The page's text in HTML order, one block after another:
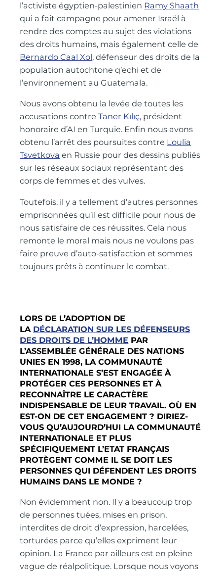
l’activiste égyptien-palestinien Ramy Shaath
qui a fait campagne pour amener Israël à
rendre des comptes au sujet des violations
des droits humains, mais également celle de
Bernardo Caal Xol, défenseur des droits de la
population autochtone q’echi et de
l’environnement au Guatemala.
Nous avons obtenu la levée de toutes les
accusations contreTaner Kılıç, président
honoraire d’AI en Turquie. Enfin nous avons
obtenu l’arrêt des poursuites contre Loulia
Tsvetkova en Russie pour des dessins publiés
sur les réseaux sociaux représentant des
corps de femmes et des vulves.
Toutefois, il y a tellement d’autres personnes
emprisonnées qu’il est difficile pour nous de
nous satisfaire de ces réussites. Cela nous
remonte le moral mais nous ne voulons pas
faire preuve d’auto-satisfaction et sommes
toujours prêts à continuer le combat.
LORS DE L’ADOPTION DE
LA DÉCLARATION SUR LES DÉFENSEURS
DES DROITS DE L’HOMME PAR
L’ASSEMBLÉE GÉNÉRALE DES NATIONS
UNIES EN 1998, LA COMMUNAUTÉ
INTERNATIONALE S’EST ENGAGÉE À
PROTÉGER CES PERSONNES ET À
RECONNAÎTRE LE CARACTÈRE
INDISPENSABLE DE LEUR TRAVAIL. OÙ EN
EST-ON DE CET ENGAGEMENT ? DIRIEZ-
VOUS QU’AUJOURD’HUI LA COMMUNAUTÉ
INTERNATIONALE ET PLUS
SPÉCIFIQUEMENT L’ETAT FRANÇAIS
PROTÈGENT COMME IL SE DOIT LES
PERSONNES QUI DÉFENDENT LES DROITS
HUMAINS DANS LE MONDE ?
Non évidemment non. Il y a beaucoup trop
de personnes tuées, mises en prison,
interdites de droit d’expression, harcelées,
torturées parce qu’elles expriment leur
opinion. La France par ailleurs est en pleine
vague de réalpolitique. Lorsque nous voyons